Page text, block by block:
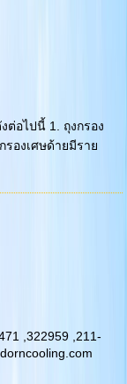
ต่อไปนี้ 1. ถุงกรอง
รองเศษด้ายมีราย
,322959 ,211-